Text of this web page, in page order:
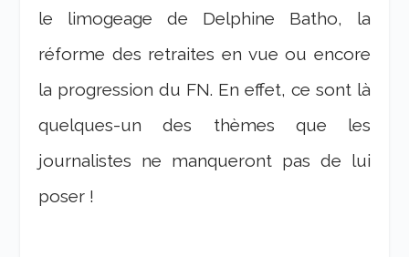
le limogeage de Delphine Batho, la
réforme des retraites en vue ou encore
la progression du FN. En effet, ce sont là
quelques-un des thèmes que les
journalistes ne manqueront pas de lui
poser !